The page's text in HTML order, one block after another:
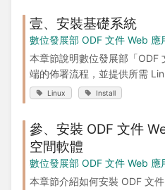
壹、安裝基礎系統
數位發展部 ODF 文件 Web 應
本章節說明數位發展部「ODF
端的佈署流程，並提供所需
Linux Install
參、安裝 ODF 文件
空間軟體
數位發展部 ODF 文件 Web 應
本章節介紹如何安裝 ODF 文